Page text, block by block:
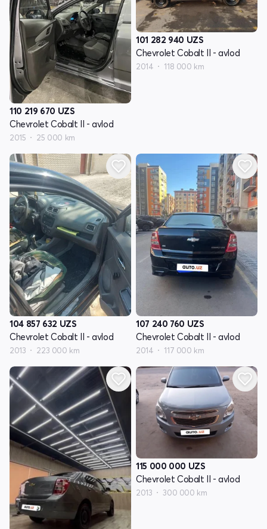
110 219 670 UZS
Chevrolet Cobalt II - avlod
2015 25 000 km
101 282 940 UZS
Chevrolet Cobalt II - avlod
2014 118 000 km
104 857 632 UZS
Chevrolet Cobalt II - avlod
2013 223 000 km
107 240 760 UZS
Chevrolet Cobalt II - avlod
2014 117 000 km
115 000 000 UZS
Chevrolet Cobalt II - avlod
2013 300 000 km